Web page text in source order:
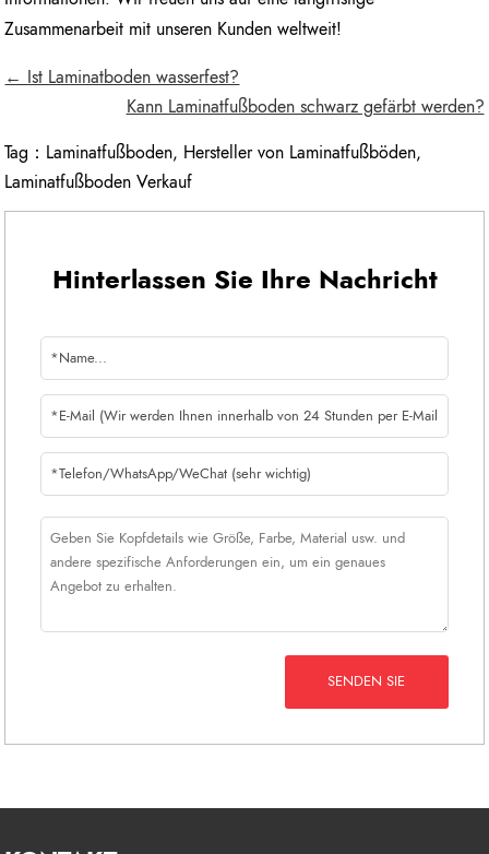
Zusammenarbeit mit unseren Kunden weltweit!
← Ist Laminatboden wasserfest?
Kann Laminatfußboden schwarz gefärbt werden?
Tag： Laminatfußboden, Hersteller von Laminatfußböden,
Laminatfußboden Verkauf
Hinterlassen Sie Ihre Nachricht
SENDEN SIE